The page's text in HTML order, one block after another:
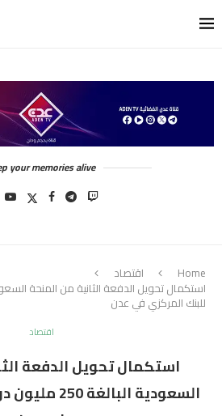
your memories alive
Home اقتصاد
للبنك المركزي في عدن
اقتصاد
استكمال تحويل الدفعة
السعودية